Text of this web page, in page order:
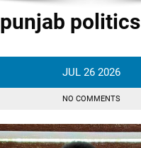
punjab politics
JUL 26 2026
NO COMMENTS